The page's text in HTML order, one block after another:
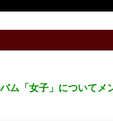
ム「女子」についてメ